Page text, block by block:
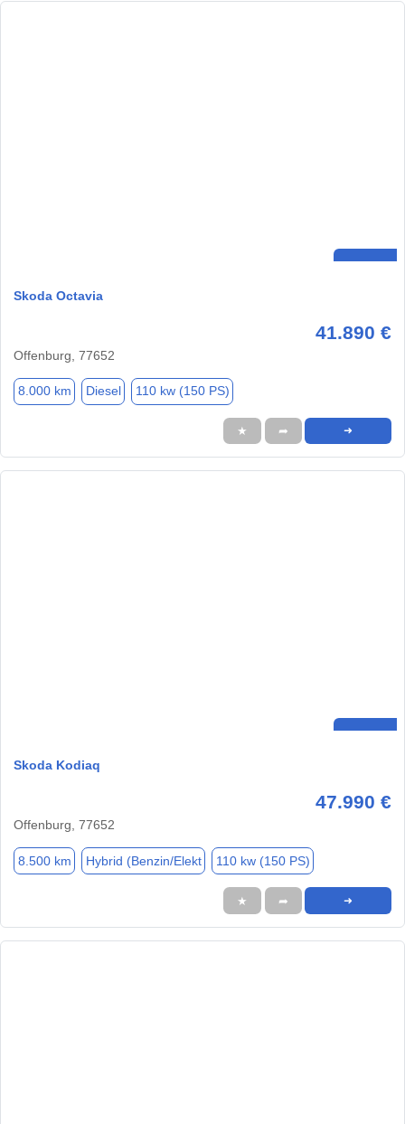
Skoda Octavia
41.890 €
Offenburg, 77652
8.000 km Diesel 110 kw (150 PS)
★ ➦ ➜
Skoda Kodiaq
47.990 €
Offenburg, 77652
8.500 km Hybrid (Benzin/Elekt 110 kw (150 PS)
★ ➦ ➜